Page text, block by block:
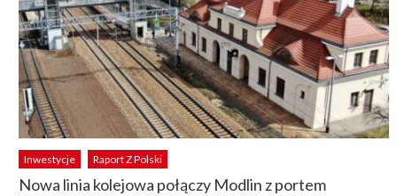
Inwestycje Raport Z Polski
Nowa linia kolejowa połączy Modlin z portem